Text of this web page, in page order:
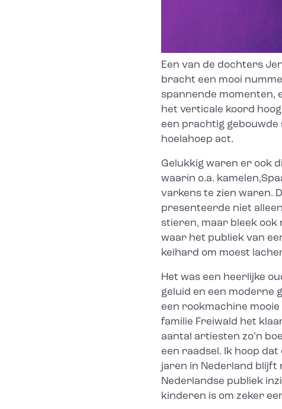
Een van de dochters
bracht een mooi
spannende momenten,
het verticale koord
een prachtig gebouwde
hoelahoep act.
Gelukkig waren er ook
waarin o.a.
varkens te zien waren.
presenteerde niet
stieren, maar bleek ook
waar het publiek van
keihard om moest
Het was een heerlijke
geluid en een moderne
een rookmachine
familie Freiwald het
aantal artiesten zo’n
een raadsel. Ik hoop
jaren in Nederland blijft
Nederlandse publiek
kinderen is om zeker